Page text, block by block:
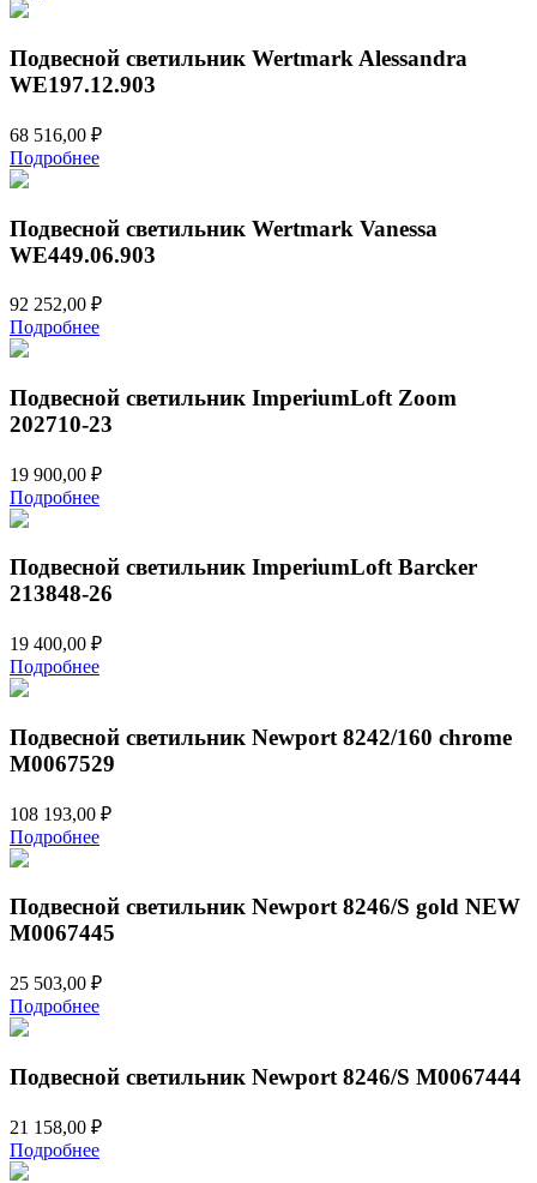
Подвесной светильник Wertmark Alessandra
WE197.12.903
68 516,00 ₽
Подробнее
Подвесной светильник Wertmark Vanessa
WE449.06.903
92 252,00 ₽
Подробнее
Подвесной светильник ImperiumLoft Zoom
202710-23
19 900,00 ₽
Подробнее
Подвесной светильник ImperiumLoft Barcker
213848-26
19 400,00 ₽
Подробнее
Подвесной светильник Newport 8242/160 chrome
М0067529
108 193,00 ₽
Подробнее
Подвесной светильник Newport 8246/S gold NEW
М0067445
25 503,00 ₽
Подробнее
Подвесной светильник Newport 8246/S М0067444
21 158,00 ₽
Подробнее